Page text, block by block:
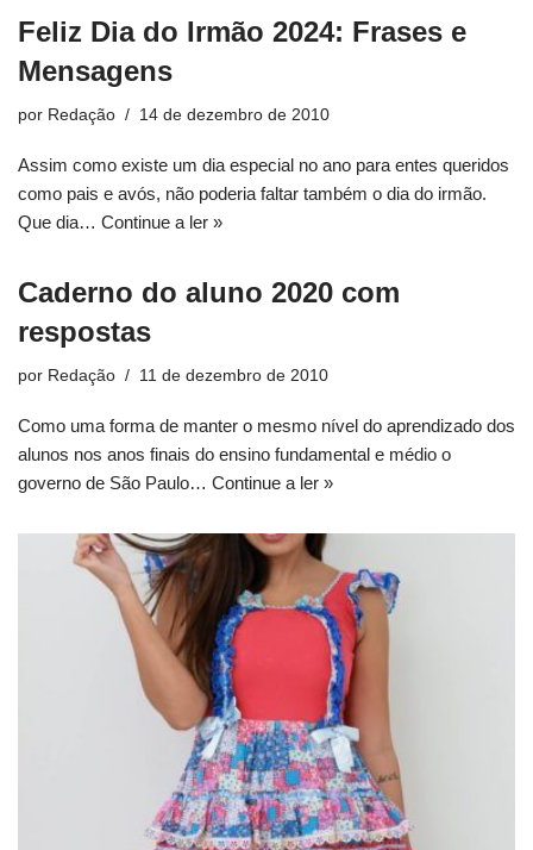
Feliz Dia do Irmão 2024: Frases e
Mensagens
por Redação 14 de dezembro de 2010
Assim como existe um dia especial no ano para entes queridos
como pais e avós, não poderia faltar também o dia do irmão.
Que dia… Continue a ler »
Caderno do aluno 2020 com
respostas
por Redação 11 de dezembro de 2010
Como uma forma de manter o mesmo nível do aprendizado dos
alunos nos anos finais do ensino fundamental e médio o
governo de São Paulo… Continue a ler »